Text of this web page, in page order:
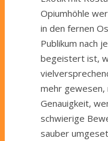
Opiumhöhle
in den fernen
Publikum nach
begeistert ist,
mehr gewesen,
Genauigkeit,
schwierige
sauber